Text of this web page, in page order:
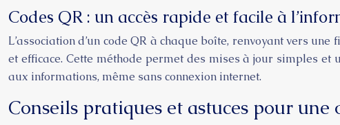
Codes QR : un accès rapide et facile à
L’association d’un code QR à chaque boîte, renvoyant vers
et efficace. Cette méthode permet des mises à jour simples
aux informations, même sans connexion internet.
Conseils pratiques et astuces pour